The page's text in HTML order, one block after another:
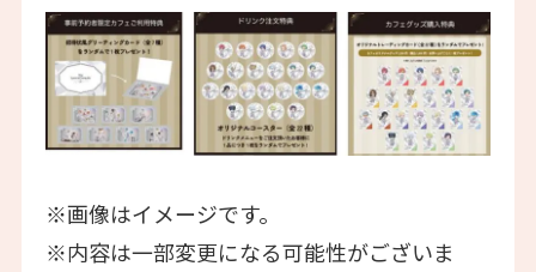
※画像はイメージです。
※内容は一部変更になる可能性がございま